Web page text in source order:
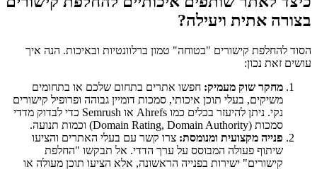
בצורה אתית ויעילה?
הסוד להחלפת קישורים "בטוחה" טמון ברלוונטיות ובאיכות. הנה איך
עושים זאת נכון:
מחקר שוק מעמיק: חפשו אתרים בתחום שלכם או בתחומים
משיקים, בעלי תוכן איכותי, סמכות דומיין גבוהה ופרופיל קישורים
נקי. ניתן להיעזר בכלים כמו Ahrefs או Semrush כדי לבדוק מדדי
סמכות (Domain Rating, Domain Authority) וכמות תנועה.
פנייה מקצועית ומנומסת: צרו קשר עם בעלי האתרים והציעו
שיתוף פעולה המבוסס על ערך הדדי. אל תבקשו "החלפת
קישורים" ישירות בפנייה הראשונה, אלא הציעו תוכן מעולה או